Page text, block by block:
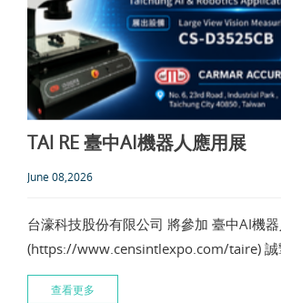
TAl RE 臺中AI機器人應用展
June 08,2026
台濠科技股份有限公司 將參加 臺中AI機
(https://www.censintlexpo.com/taire) 誠
參觀交流。 展出地址：407臺中市西屯區
查看更多